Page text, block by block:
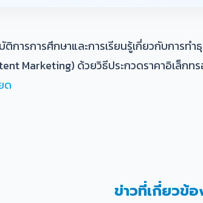
การการศึกษาและการเรียนรู้เกี่ยวกับการท
Marketing) ด้วยวิธีประกวดราคาอิเล็ก
ด
ข่าวที่เกี่ยวข้